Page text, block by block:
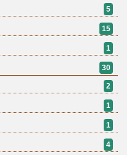
5
15
1
30
2
1
1
4